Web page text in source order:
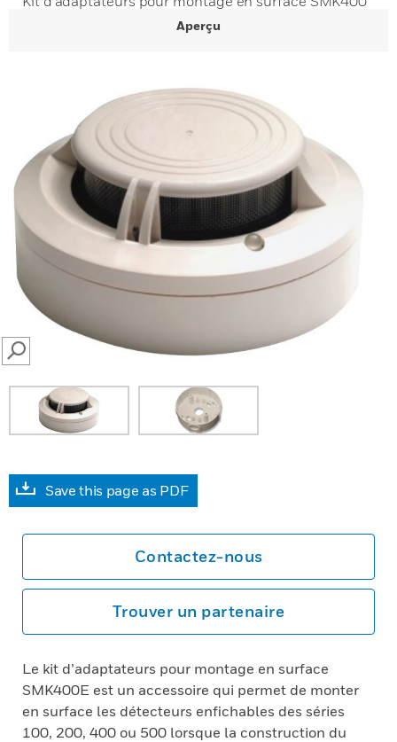
Aperçu
SEARCH
Save this page as PDF
Contactez-nous
Trouver un partenaire
Le kit d’adaptateurs pour montage en surface
SMK400E est un accessoire qui permet de monter
en surface les détecteurs enfichables des séries
100, 200, 400 ou 500 lorsque la construction du